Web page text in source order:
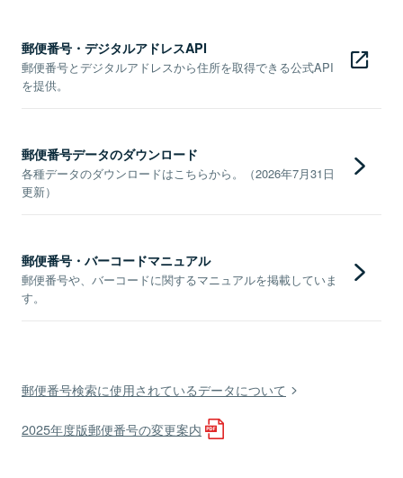
郵便番号・デジタルアドレスAPI
郵便番号とデジタルアドレスから住所を取得できる公式API
を提供。
郵便番号データのダウンロード
各種データのダウンロードはこちらから。（2026年7月31日
更新）
郵便番号・バーコードマニュアル
郵便番号や、バーコードに関するマニュアルを掲載していま
す。
郵便番号検索に使用されているデータについて
2025年度版郵便番号の変更案内